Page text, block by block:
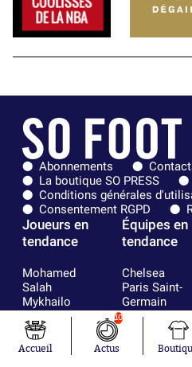
Abonnements
La boutique SO PRESS
Conditions générales
Consentement RGPD
Joueurs en
tendance
Mohamed
Salah
Mykhailo
Neymar
Khalis Merah
Loïs Openda
Équipes en
tendance
Chelsea
Paris Saint-
Germain
Bordeaux
Olympique
lyonnais
FIFA
Accueil
10
Actus